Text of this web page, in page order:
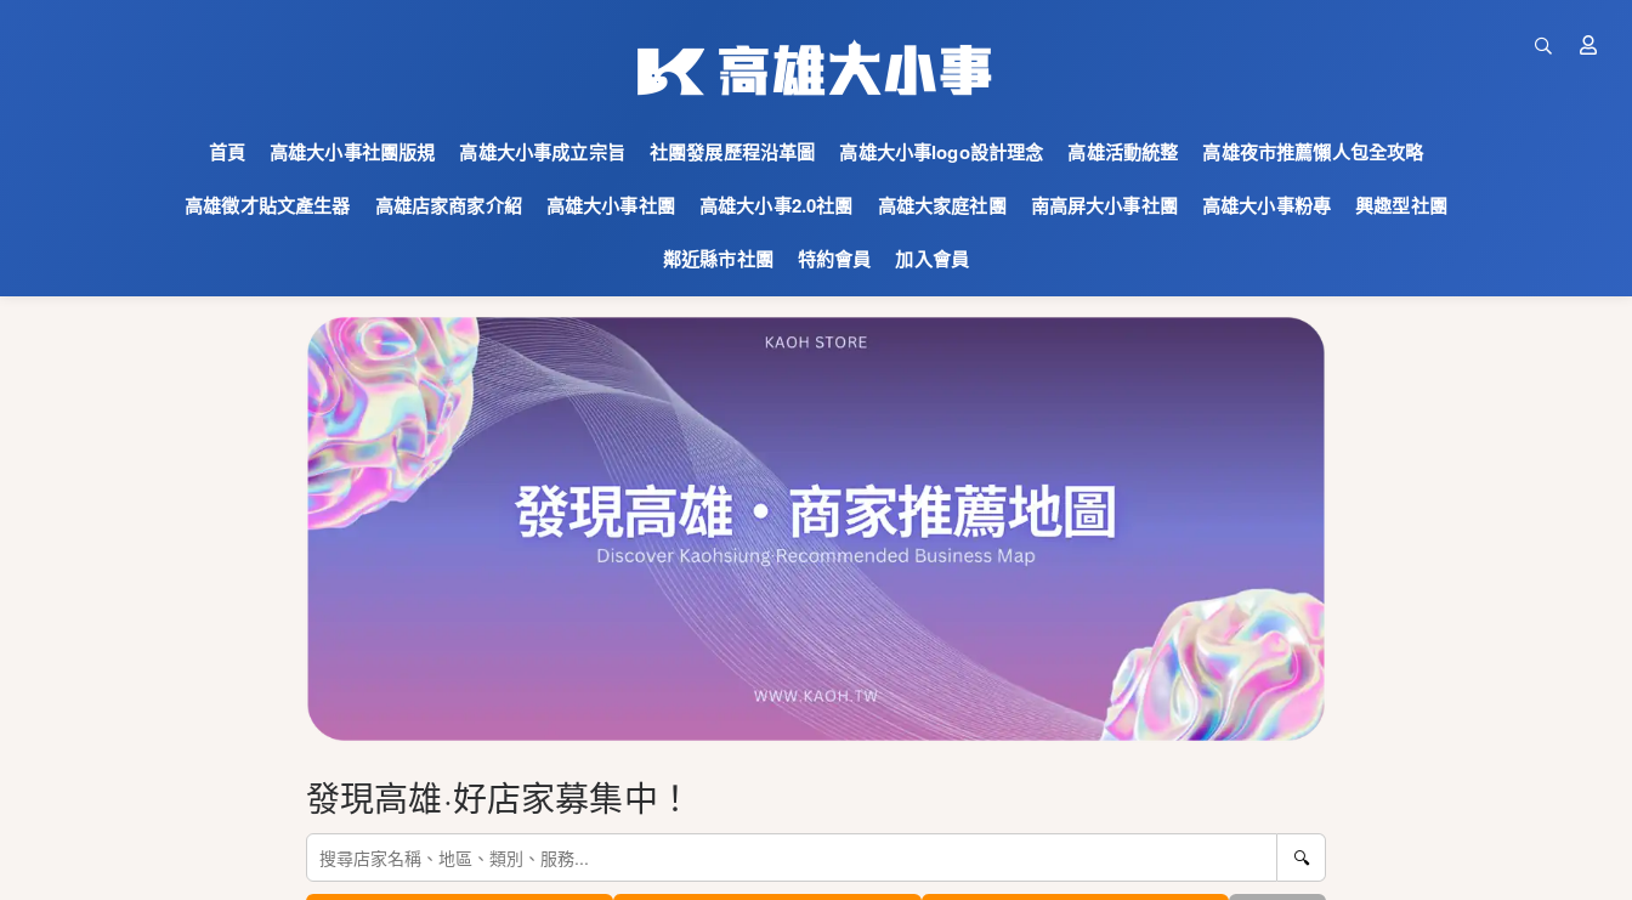
首頁 高雄大小事社團版規 高雄大小事成立宗旨 社團發展歷程沿革圖 高雄大小事logo設計理念 高雄活動統整
高雄夜市推薦懶人包全攻略
高雄徵才貼文產生器
高雄店家商家介紹 高雄大小事社團 高雄大小事2.0社團 高雄大家庭社團 南高屏大小事社團 高雄大小事粉專
興趣型社團
鄰近縣市社團
特約會員 加入會員
發現高雄·好店家募集中！
🔍